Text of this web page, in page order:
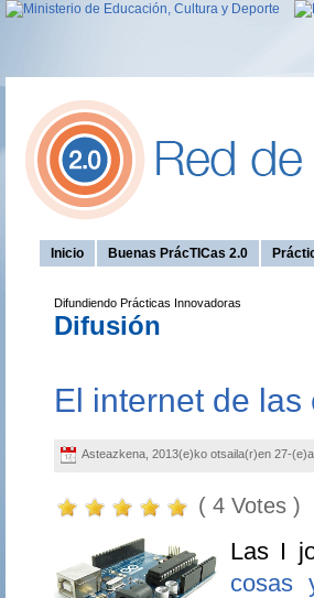
Inicio Buenas PrácTICas 2.0
Difundiendo Prácticas Innovadoras
Difusión
El internet de
Asteazkena, 2013(e)ko otsaila(r)en 27-
( 4 Votes )
Las I
cosas